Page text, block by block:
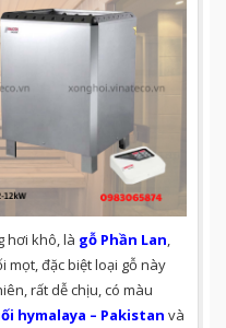
hơi khô, là gỗ Phần Lan,
mọt, đặc biệt loại gỗ này
rất dễ chịu, có màu
hymalaya – Pakistan và